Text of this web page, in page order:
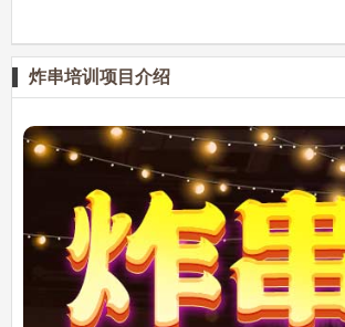
炸串培训项目介绍